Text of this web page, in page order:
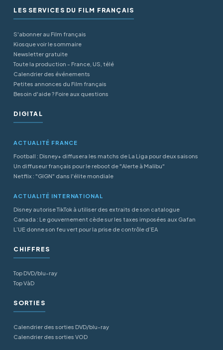
LES SERVICES DU FILM FRANÇAIS
S'abonner au Film français
Kiosque voir le sommaire
Newsletter gratuite
Toute la production - France, US, télé
Calendrier des événements
Petites annonces du Film français
Besoin d'aide ? Foire aux questions
DIGITAL
ACTUALITÉ FRANCE
Football : Disney+ diffusera les matchs de La Liga pour deux saisons
Un diffuseur français pour le reboot de "Alerte à Malibu"
Netflix : "GIGN" dans l'élite mondiale
ACTUALITÉ INTERNATIONAL
Disney autorise TikTok à utiliser des extraits de son catalogue
Canada : Le gouvernement cède sur les taxes imposées aux Gafan
L’UE donne son feu vert pour la prise de contrôle d’EA
CHIFFRES
Top DVD/blu-ray
Top VàD
SORTIES
Calendrier des sorties DVD/blu-ray
Calendrier des sorties VOD